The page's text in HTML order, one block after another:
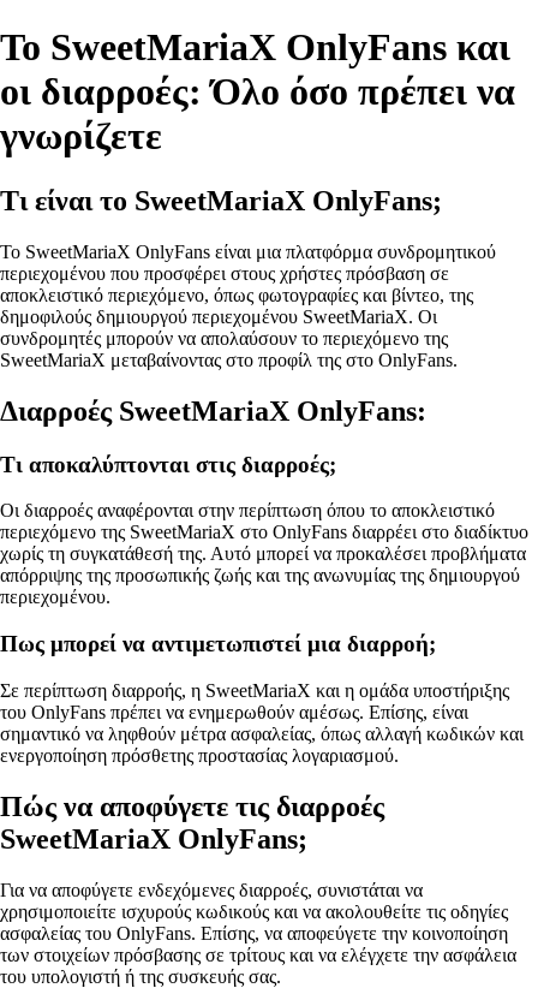
Το SweetMariaX OnlyFans και
οι διαρροές: Όλο όσο πρέπει να
γνωρίζετε
Τι είναι το SweetMariaX OnlyFans;
Το SweetMariaX OnlyFans είναι μια πλατφόρμα συνδρομητικού
περιεχομένου που προσφέρει στους χρήστες πρόσβαση σε
αποκλειστικό περιεχόμενο, όπως φωτογραφίες και βίντεο, της
δημοφιλούς δημιουργού περιεχομένου SweetMariaX. Οι
συνδρομητές μπορούν να απολαύσουν το περιεχόμενο της
SweetMariaX μεταβαίνοντας στο προφίλ της στο OnlyFans.
Διαρροές SweetMariaX OnlyFans:
Τι αποκαλύπτονται στις διαρροές;
Οι διαρροές αναφέρονται στην περίπτωση όπου το αποκλειστικό
περιεχόμενο της SweetMariaX στο OnlyFans διαρρέει στο διαδίκτυο
χωρίς τη συγκατάθεσή της. Αυτό μπορεί να προκαλέσει προβλήματα
απόρριψης της προσωπικής ζωής και της ανωνυμίας της δημιουργού
περιεχομένου.
Πως μπορεί να αντιμετωπιστεί μια διαρροή;
Σε περίπτωση διαρροής, η SweetMariaX και η ομάδα υποστήριξης
του OnlyFans πρέπει να ενημερωθούν αμέσως. Επίσης, είναι
σημαντικό να ληφθούν μέτρα ασφαλείας, όπως αλλαγή κωδικών και
ενεργοποίηση πρόσθετης προστασίας λογαριασμού.
Πώς να αποφύγετε τις διαρροές
SweetMariaX OnlyFans;
Για να αποφύγετε ενδεχόμενες διαρροές, συνιστάται να
χρησιμοποιείτε ισχυρούς κωδικούς και να ακολουθείτε τις οδηγίες
ασφαλείας του OnlyFans. Επίσης, να αποφεύγετε την κοινοποίηση
των στοιχείων πρόσβασης σε τρίτους και να ελέγχετε την ασφάλεια
του υπολογιστή ή της συσκευής σας.